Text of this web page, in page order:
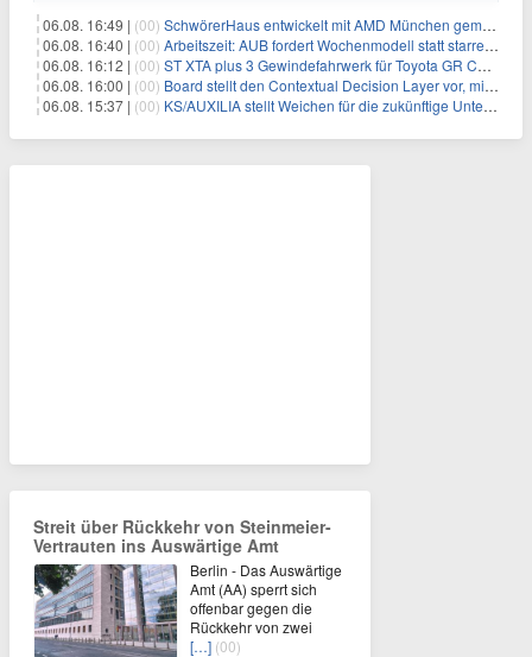
06.08. 16:49 | (00) SchwörerHaus entwickelt mit AMD München gemeinsam Tiny-Living-Konzepte und erhalten dafür den New Living Award
06.08. 16:40 | (00) Arbeitszeit: AUB fordert Wochenmodell statt starrer Tagesgrenze
06.08. 16:12 | (00) ST XTA plus 3 Gewindefahrwerk für Toyota GR Corolla entwickelt: Erstklassige Straßenlage in jeder Situation
06.08. 16:00 | (00) Board stellt den Contextual Decision Layer vor, mit dem Unternehmensdaten und KI-Investitionen in intelligentere Geschäftsentscheidungen umgesetzt wer
06.08. 15:37 | (00) KS/AUXILIA stellt Weichen für die zukünftige Unternehmensführung
Streit über Rückkehr von Steinmeier-
Vertrauten ins Auswärtige Amt
Berlin - Das Auswärtige
Amt (AA) sperrt sich
offenbar gegen die
Rückkehr von zwei
[…] (00)